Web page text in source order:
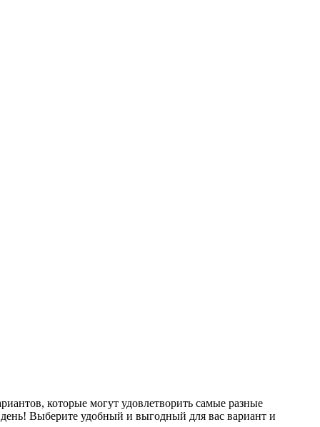
которые могут удовлетворить самые разные
Выберите удобный и выгодный для вас вариант и